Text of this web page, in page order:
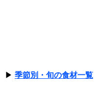
▶ 季節別・旬の食材一覧